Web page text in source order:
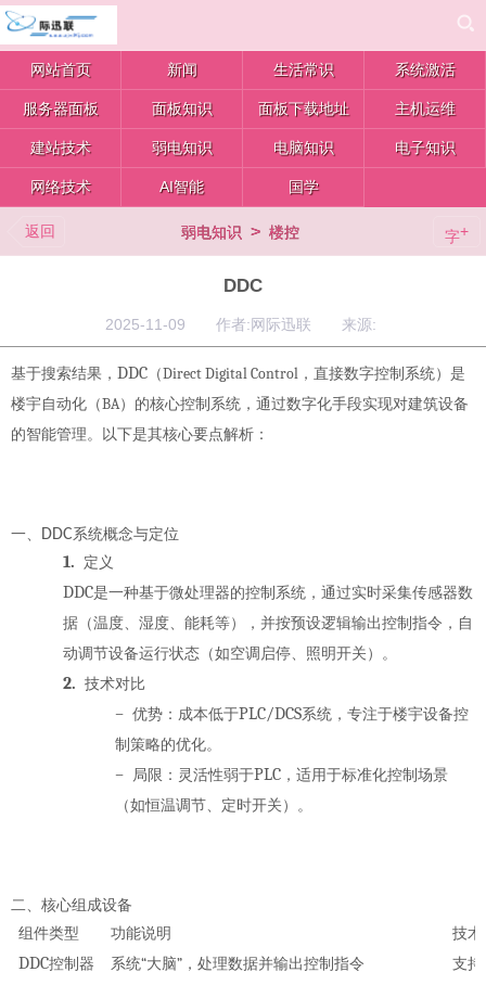
网站首页 新闻 生活常识 系统激活
服务器面板 面板知识 面板下载地址 主机运维
建站技术 弱电知识 电脑知识 电子知识
网络技术 AI智能 国学
返回 弱电知识 > 楼控 字+
DDC
2025-11-09 作者:网际迅联 来源:
基于搜索结果， DDC （Direct Digital Control ，直接数字控制系统）是
楼宇自动化（BA）的核心控制系统，通过数字化手段实现对建筑设备
的智能管理。以下是其核心要点解析：
一、 DDC系统概念与定位
1. 定义
DDC是一种基于微处理器的控制系统，通过实时采集传感器数
据 （温度、湿度、能耗等），并按预设逻辑输出控制指令 ，自
动调节设备运行状态（如空调启停、照明开关）。
2. 技术对比
– 优势 ：成本低于PLC/DCS系统，专注于楼宇设备控
制策略的优化。
– 局限 ：灵活性弱于PLC ，适用于标准化控制场景
（如恒温调节、定时开关）。
二、核心组成设备
组件类型
功能说明 技术
DDC控制器 系统“大脑” ，处理数据并输出控制指令
支持